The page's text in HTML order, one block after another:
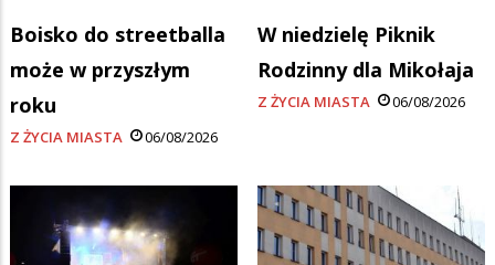
Boisko do streetballa
może w przyszłym
roku
Z ŻYCIA MIASTA 06/08/2026
W niedzielę Piknik
Rodzinny dla Mikołaja
Z ŻYCIA MIASTA 06/08/2026